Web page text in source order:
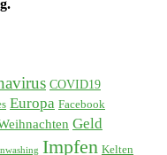
COVID19
Europa Facebook
Geld
Impfen Kelten